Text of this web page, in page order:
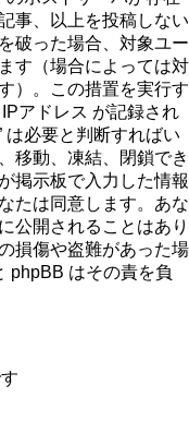
事、以上を投稿しない
破った場合、対象ユー
す（場合によっては対
）。この措置を実行す
アドレス が記録され
は必要と判断すればい
移動、凍結、閉鎖でき
掲示板で入力した情報
たは同意します。あな
公開されることはあり
損傷や盗難があった場
phpBB はその責を負